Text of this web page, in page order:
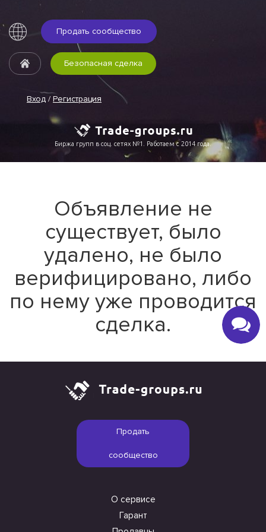
Продать сообщество
Вход / Регистрация
Безопасная сделка
Биржа групп в соц. сетях №1. Работаем с 2014 года.
Объявление не
существует, было
удалено, не было
верифицировано, либо
по нему уже проводится
сделка.
Продать
сообщество
О сервисе
Гарант